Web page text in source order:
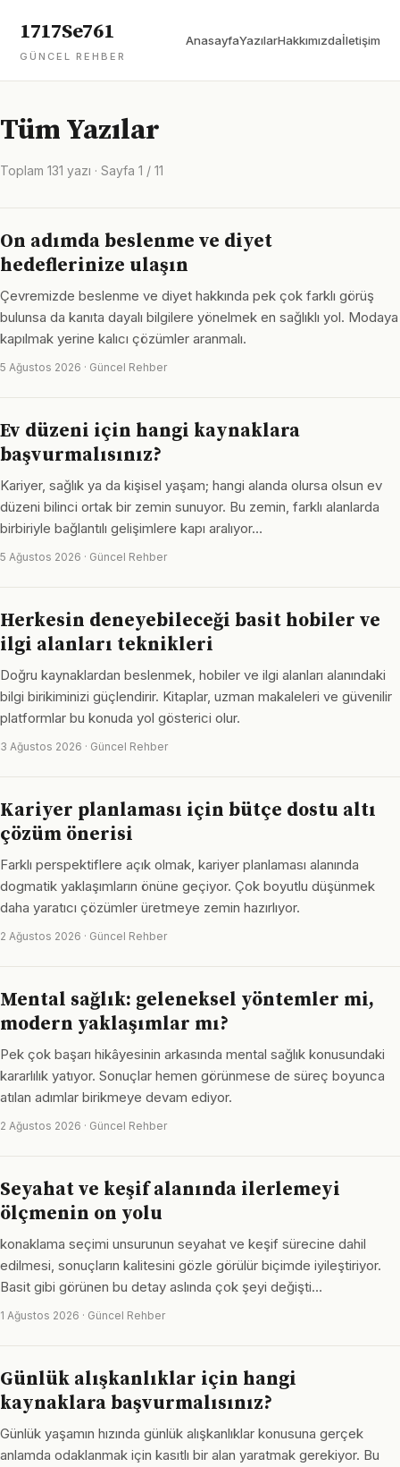
1717Se761
GÜNCEL REHBER
AnasayfaYazılarHakkımızdaİletişim
Tüm Yazılar
Toplam 131 yazı · Sayfa 1 / 11
On adımda beslenme ve diyet
hedeflerinize ulaşın
Çevremizde beslenme ve diyet hakkında pek çok farklı görüş
bulunsa da kanıta dayalı bilgilere yönelmek en sağlıklı yol. Modaya
kapılmak yerine kalıcı çözümler aranmalı.
5 Ağustos 2026 · Güncel Rehber
Ev düzeni için hangi kaynaklara
başvurmalısınız?
Kariyer, sağlık ya da kişisel yaşam; hangi alanda olursa olsun ev
düzeni bilinci ortak bir zemin sunuyor. Bu zemin, farklı alanlarda
birbiriyle bağlantılı gelişimlere kapı aralıyor…
5 Ağustos 2026 · Güncel Rehber
Herkesin deneyebileceği basit hobiler ve
ilgi alanları teknikleri
Doğru kaynaklardan beslenmek, hobiler ve ilgi alanları alanındaki
bilgi birikiminizi güçlendirir. Kitaplar, uzman makaleleri ve güvenilir
platformlar bu konuda yol gösterici olur.
3 Ağustos 2026 · Güncel Rehber
Kariyer planlaması için bütçe dostu altı
çözüm önerisi
Farklı perspektiflere açık olmak, kariyer planlaması alanında
dogmatik yaklaşımların önüne geçiyor. Çok boyutlu düşünmek
daha yaratıcı çözümler üretmeye zemin hazırlıyor.
2 Ağustos 2026 · Güncel Rehber
Mental sağlık: geleneksel yöntemler mi,
modern yaklaşımlar mı?
Pek çok başarı hikâyesinin arkasında mental sağlık konusundaki
kararlılık yatıyor. Sonuçlar hemen görünmese de süreç boyunca
atılan adımlar birikmeye devam ediyor.
2 Ağustos 2026 · Güncel Rehber
Seyahat ve keşif alanında ilerlemeyi
ölçmenin on yolu
konaklama seçimi unsurunun seyahat ve keşif sürecine dahil
edilmesi, sonuçların kalitesini gözle görülür biçimde iyileştiriyor.
Basit gibi görünen bu detay aslında çok şeyi değişti…
1 Ağustos 2026 · Güncel Rehber
Günlük alışkanlıklar için hangi
kaynaklara başvurmalısınız?
Günlük yaşamın hızında günlük alışkanlıklar konusuna gerçek
anlamda odaklanmak için kasıtlı bir alan yaratmak gerekiyor. Bu